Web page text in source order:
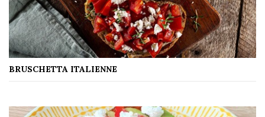
BRUSCHETTA ITALIENNE